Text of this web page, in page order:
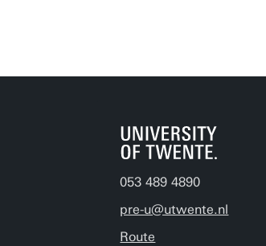
053 489 4890
pre-u@utwente.nl
Route